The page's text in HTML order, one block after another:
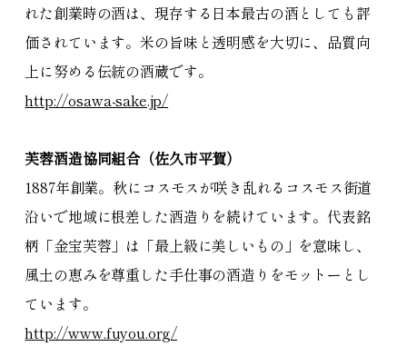
れた創業時の酒は、現存する日本最古の酒としても評
価されています。米の旨味と透明感を大切に、品質向
上に努める伝統の酒蔵です。
http://osawa-sake.jp/
芙蓉酒造協同組合（佐久市平賀）
1887年創業。秋にコスモスが咲き乱れるコスモス街道
沿いで地域に根差した酒造りを続けています。代表銘
柄「金宝芙蓉」は「最上級に美しいもの」を意味し、
風土の恵みを尊重した手仕事の酒造りをモットーとし
ています。
http://www.fuyou.org/